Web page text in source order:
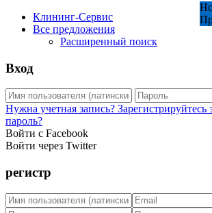
Клининг-Сервис
Все предложения
Расширенный поиск
Вход
Нужна учетная запись? Зарегистрируйтесь
пароль?
Войти с Facebook
Войти через Twitter
регистр